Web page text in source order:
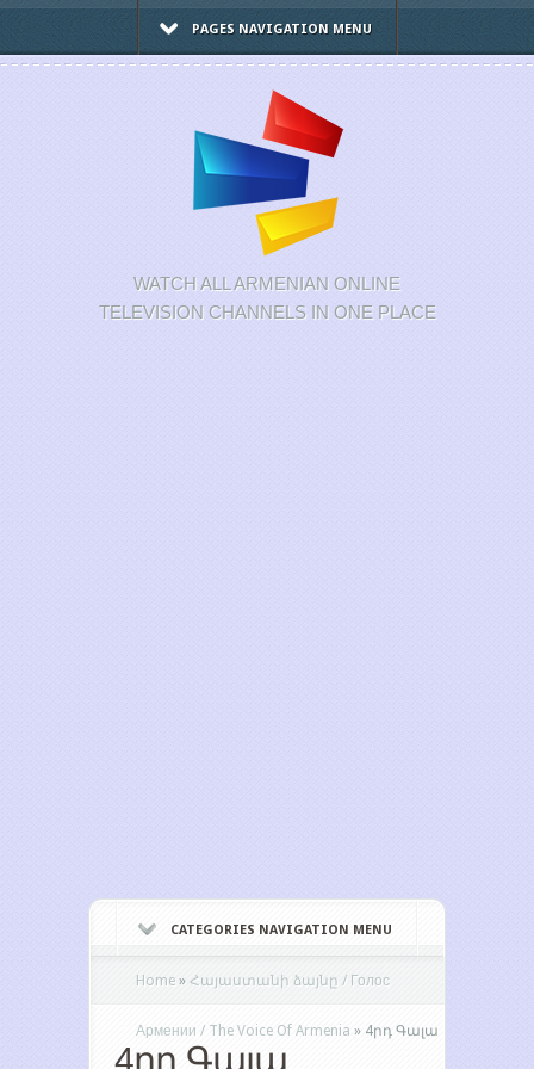
PAGES NAVIGATION MENU
WATCH ALL ARMENIAN ONLINE
TELEVISION CHANNELS IN ONE PLACE
CATEGORIES NAVIGATION MENU
Home » Հայաստանի ձայնը / Голос
Армении / The Voice Of Armenia » 4րդ Գալա
4րդ Գալա